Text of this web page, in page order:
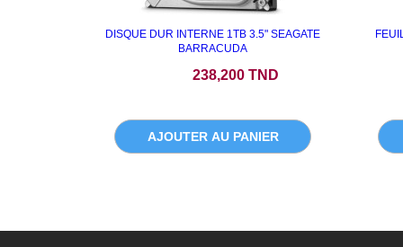
DISQUE DUR INTERNE 1TB 3.5" SEAGATE
BARRACUDA
238,200 TND
AJOUTER AU PANIER